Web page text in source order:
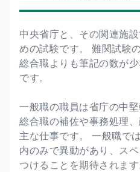
中央省庁と、その関連施
めの試験です。 難関試験
総合職よりも筆記の数が
です。
一般職の職員は省庁の中
総合職の補佐や事務処理
主な仕事です。 一般職で
内のみで異動があり、ス
つけることを期待されます